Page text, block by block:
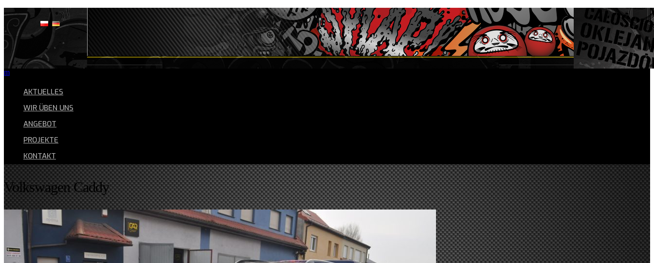
Projekte
Kontakt
Angebot
Wir üben uns
Aktuelles
>> Polish
m
AKTUELLES
WIR ÜBEN UNS
ANGEBOT
PROJEKTE
KONTAKT
Volkswagen Caddy